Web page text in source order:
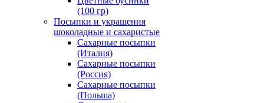
(100 гр)
Посыпки и украшения
шоколадные и сахаристые
Сахарные посыпки
(Италия)
Сахарные посыпки
(Россия)
Сахарные посыпки
(Польша)